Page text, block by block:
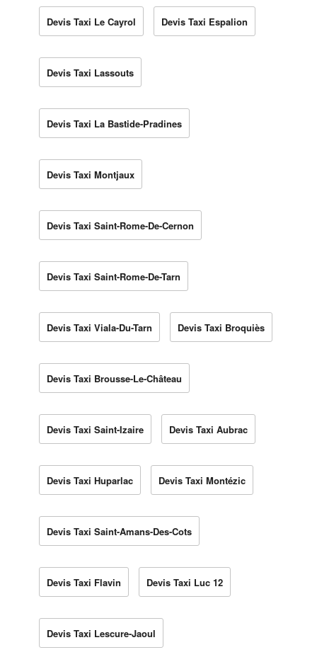
Devis Taxi Le Cayrol Devis Taxi Espalion
Devis Taxi Lassouts
Devis Taxi La Bastide-Pradines
Devis Taxi Montjaux
Devis Taxi Saint-Rome-De-Cernon
Devis Taxi Saint-Rome-De-Tarn
Devis Taxi Viala-Du-Tarn Devis Taxi Broquiès
Devis Taxi Brousse-Le-Château
Devis Taxi Saint-Izaire Devis Taxi Aubrac
Devis Taxi Huparlac Devis Taxi Montézic
Devis Taxi Saint-Amans-Des-Cots
Devis Taxi Flavin Devis Taxi Luc 12
Devis Taxi Lescure-Jaoul